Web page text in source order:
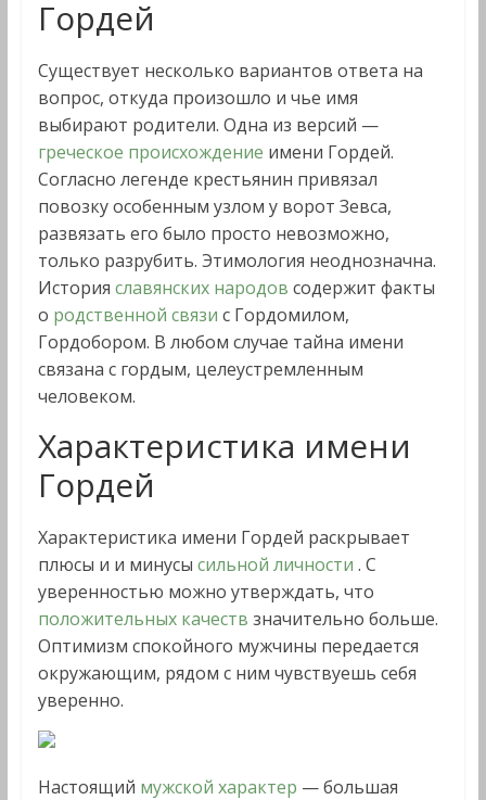
Гордей
Существует несколько вариантов ответа на
вопрос, откуда произошло и чье имя
выбирают родители. Одна из версий —
греческое происхождение имени Гордей.
Согласно легенде крестьянин привязал
повозку особенным узлом у ворот Зевса,
развязать его было просто невозможно,
только разрубить. Этимология неоднозначна.
История славянских народов содержит факты
о родственной связи с Гордомилом,
Гордобором. В любом случае тайна имени
связана с гордым, целеустремленным
человеком.
Характеристика имени
Гордей
Характеристика имени Гордей раскрывает
плюсы и и минусы сильной личности . С
уверенностью можно утверждать, что
положительных качеств значительно больше.
Оптимизм спокойного мужчины передается
окружающим, рядом с ним чувствуешь себя
уверенно.
Настоящий мужской характер — большая